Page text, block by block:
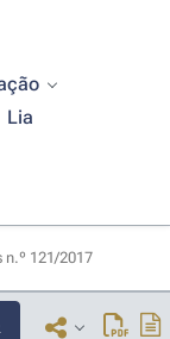
Lia
n.º 121/2017